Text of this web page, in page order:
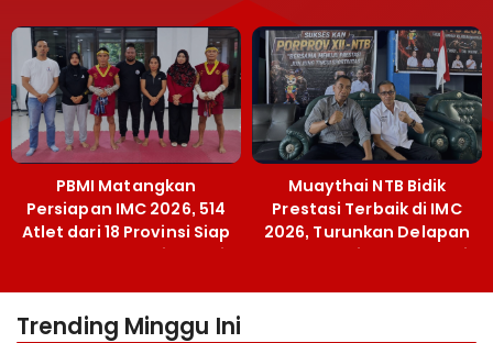
Terobosan Bangun
Grassroots
PBMI Matangkan
Persiapan IMC 2026, 514
Atlet dari 18 Provinsi Siap
Berlaga Besok di Bekasi
Muaythai NTB Bidik
Prestasi Terbaik di IMC
2026, Turunkan Delapan
Atlet ke Kejurnas Bekasi
Trending Minggu Ini